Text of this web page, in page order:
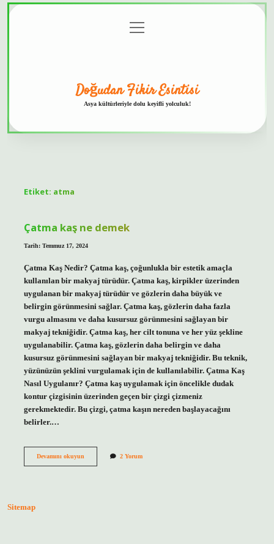
menüyü
aç
Doğudan Fikir Esintisi
Asya kültürleriyle dolu keyifli yolculuk!
Etiket: atma
Çatma kaş ne demek
Tarih: Temmuz 17, 2024
Çatma Kaş Nedir? Çatma kaş, çoğunlukla bir estetik amaçla
kullanılan bir makyaj türüdür. Çatma kaş, kirpikler üzerinden
uygulanan bir makyaj türüdür ve gözlerin daha büyük ve
belirgin görünmesini sağlar. Çatma kaş, gözlerin daha fazla
vurgu almasını ve daha kusursuz görünmesini sağlayan bir
makyaj tekniğidir. Çatma kaş, her cilt tonuna ve her yüz şekline
uygulanabilir. Çatma kaş, gözlerin daha belirgin ve daha
kusursuz görünmesini sağlayan bir makyaj tekniğidir. Bu teknik,
yüzünüzün şeklini vurgulamak için de kullanılabilir. Çatma Kaş
Nasıl Uygulanır? Çatma kaş uygulamak için öncelikle dudak
kontur çizgisinin üzerinden geçen bir çizgi çizmeniz
gerekmektedir. Bu çizgi, çatma kaşın nereden başlayacağını
belirler.…
Devamını okuyunÇatma
2 Yorum
Sitemap